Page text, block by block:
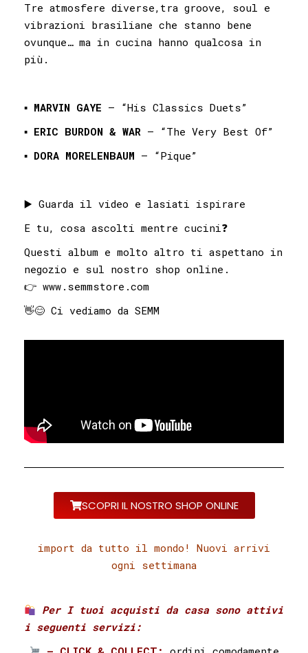
Tre atmosfere diverse,tra groove, soul e
vibrazioni brasiliane che stanno bene
ovunque… ma in cucina hanno qualcosa in
più.
▪️ MARVIN GAYE – “His Classics Duets”
▪️ ERIC BURDON & WAR – “The Very Best Of”
▪️ DORA MORELENBAUM – “Pique”
▶️ Guarda il video e lasiati ispirare
E tu, cosa ascolti mentre cucini❓
Questi album e molto altro ti aspettano in
negozio e sul nostro shop online.
👉 www.semmstore.com
👋😊 Ci vediamo da SEMM
SCOPRI IL NOSTRO SHOP ONLINE
import da tutto il mondo! Nuovi arrivi
ogni settimana
Per I tuoi acquisti da casa sono attivi
i seguenti servizi:⁣ ⁣